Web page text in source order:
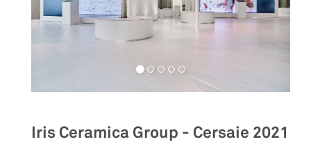
Iris Ceramica Group - Cersaie 2021